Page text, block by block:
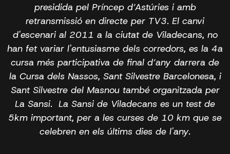
presidida pel Príncep d’Astúries i amb
retransmissió en directe per TV3. El canvi
d'escenari al 2011 a la ciutat de Viladecans, no
han fet variar l'entusiasme dels corredors, es la 4a
cursa més participativa de final d’any darrera de
la Cursa dels Nassos, Sant Silvestre Barcelonesa, i
Sant Silvestre del Masnou també organitzada per
La Sansi. La Sansi de Viladecans es un test de
5km important, per a les curses de 10 km que se
celebren en els últims dies de l'any.